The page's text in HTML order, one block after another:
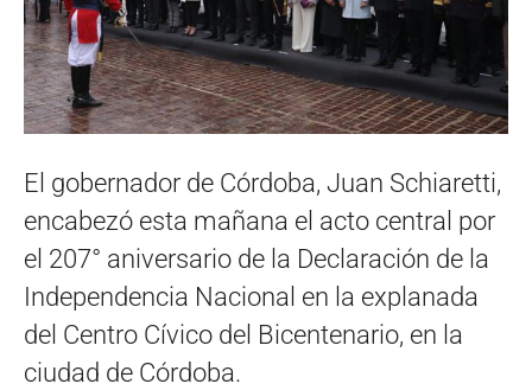
El gobernador de Córdoba, Juan Schiaretti,
encabezó esta mañana el acto central por
el 207° aniversario de la Declaración de la
Independencia Nacional en la explanada
del Centro Cívico del Bicentenario, en la
ciudad de Córdoba.